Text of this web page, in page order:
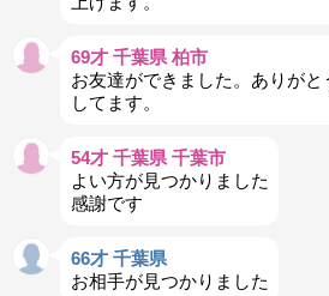
69才 千葉県 柏市
お友達ができました。ありが
してます。
54才 千葉県 千葉市
よい方が見つかりました
感謝です
66才 千葉県
お相手が見つかりました